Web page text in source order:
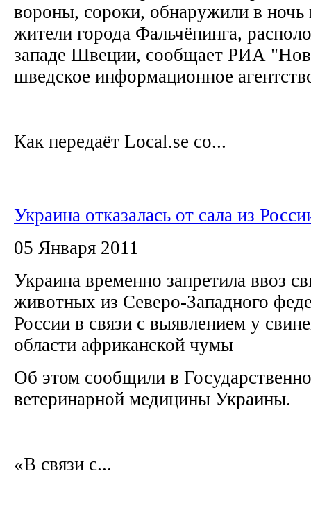
вороны, сороки, обнаружили в ночь
жители города Фальчёпинга,
западе Швеции, сообщает РИА
шведское информационное
Как передаёт Local.se со...
Украина отказалась от сала из
05 Января 2011
Украина временно запретила ввоз
животных из Северо-Западного
России в связи с выявлением у
области африканской чумы
Об этом сообщили в
ветеринарной медицины Украины.
«В связи с...